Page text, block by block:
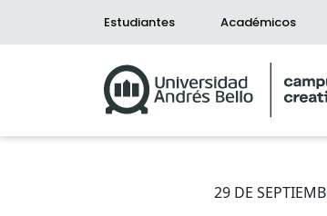
Estudiantes Académicos
29 DE